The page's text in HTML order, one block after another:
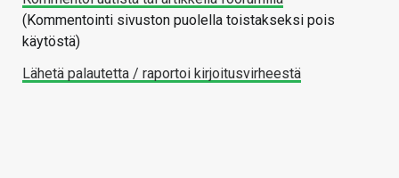
(Kommentointi sivuston puolella toistakseksi pois
käytöstä)
Lähetä palautetta / raportoi kirjoitusvirheestä